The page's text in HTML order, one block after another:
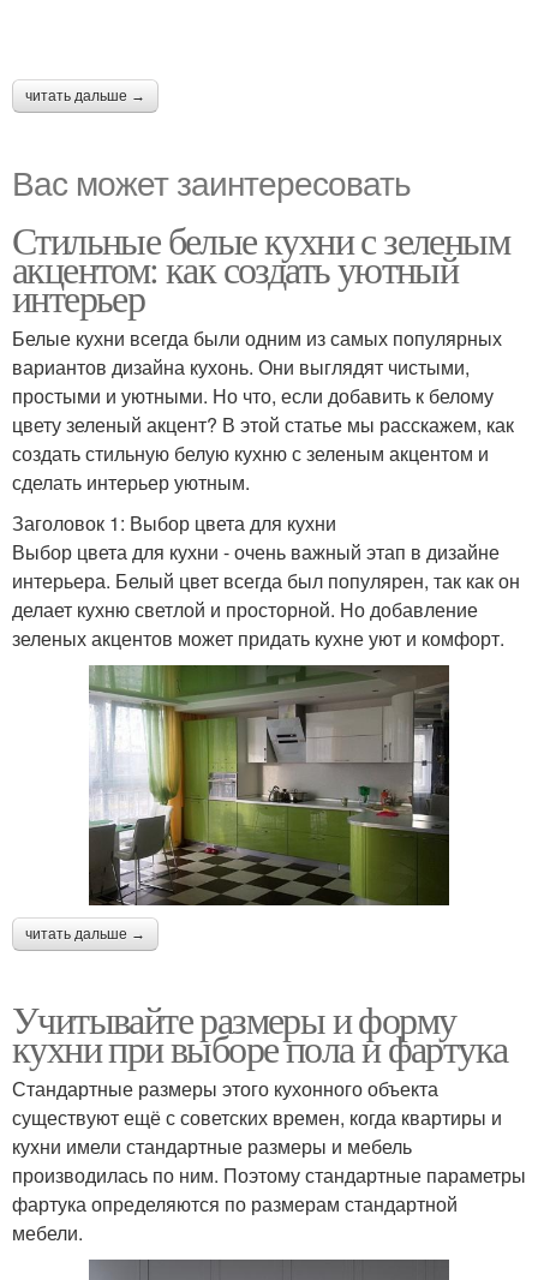
читать дальше →
Вас может заинтересовать
Стильные белые кухни с зеленым
акцентом: как создать уютный
интерьер
Белые кухни всегда были одним из самых популярных
вариантов дизайна кухонь. Они выглядят чистыми,
простыми и уютными. Но что, если добавить к белому
цвету зеленый акцент? В этой статье мы расскажем, как
создать стильную белую кухню с зеленым акцентом и
сделать интерьер уютным.
Заголовок 1: Выбор цвета для кухни
Выбор цвета для кухни - очень важный этап в дизайне
интерьера. Белый цвет всегда был популярен, так как он
делает кухню светлой и просторной. Но добавление
зеленых акцентов может придать кухне уют и комфорт.
читать дальше →
Учитывайте размеры и форму
кухни при выборе пола и фартука
Стандартные размеры этого кухонного объекта
существуют ещё с советских времен, когда квартиры и
кухни имели стандартные размеры и мебель
производилась по ним. Поэтому стандартные параметры
фартука определяются по размерам стандартной
мебели.